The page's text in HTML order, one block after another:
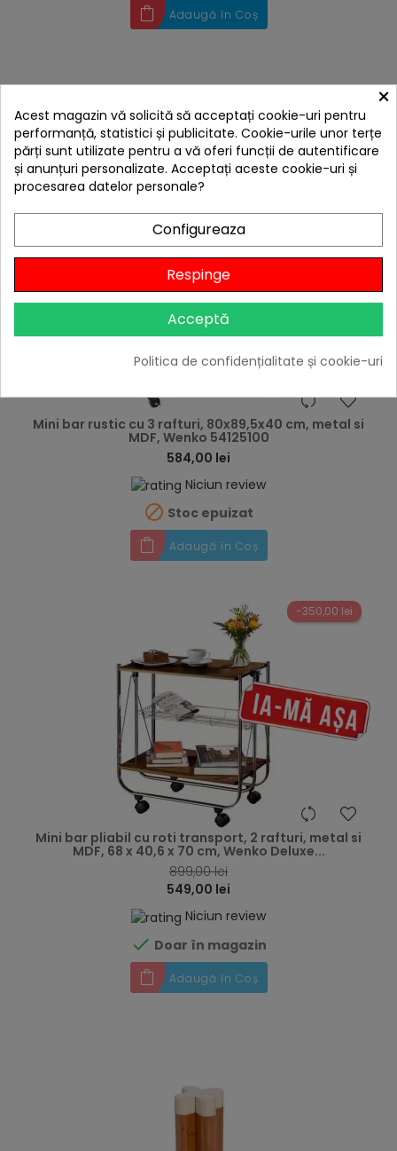
Adaugă în Coș
CATEGORIE:
Mini bar rustic cu 3 rafturi, 80x89,5x40 cm, metal si
MDF, Wenko 54125100
584,00 lei
Niciun review
 Stoc epuizat
Adaugă în Coș
-350,00 lei
Mini bar pliabil cu roti transport, 2 rafturi, metal si
MDF, 68 x 40,6 x 70 cm, Wenko Deluxe...
899,00 lei
549,00 lei
Niciun review
 Doar în magazin
Adaugă în Coș
×
Acest magazin vă solicită să acceptați cookie-uri pentru
performanță, statistici și publicitate. Cookie-urile unor terțe
părți sunt utilizate pentru a vă oferi funcții de autentificare
și anunțuri personalizate. Acceptați aceste cookie-uri și
procesarea datelor personale?
Configureaza
Respinge
Acceptă
Politica de confidențialitate și cookie-uri